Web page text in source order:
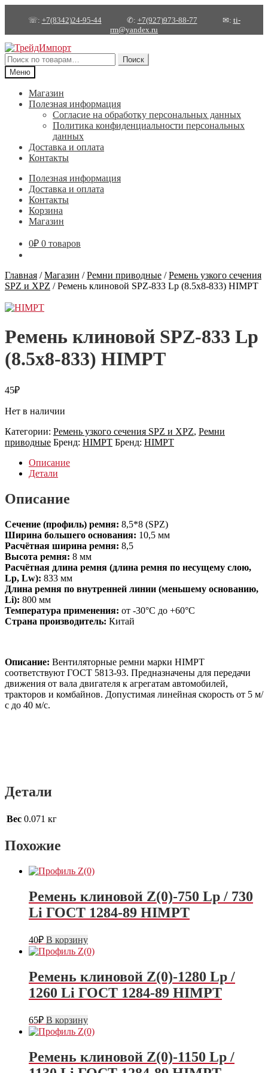
☏: +7(8342)24-95-44✆: +7(927)973-88-77 ✉: ti-
rm@yandex.ru
Перейти
к
навигации
Перейти
к
содержимому
Искать:
Поиск
Меню
Магазин
Полезная информация
Согласие на обработку персональных данных
Политика конфиденциальности персональных
данных
Доставка и оплата
Контакты
Полезная информация
Доставка и оплата
Контакты
Корзина
Магазин
0₽ 0 товаров
Главная /Магазин /Ремни приводные /Ремень узкого сечения
SPZ и XPZ /Ремень клиновой SPZ-833 Lp (8.5х8-833) HIMPT
Ремень клиновой SPZ-833 Lp
(8.5х8-833) HIMPT
45₽
Нет в наличии
Категории: Ремень узкого сечения SPZ и XPZ, Ремни
приводные Бренд: HIMPT Бренд: HIMPT
Описание
Детали
Описание
Сечение (профиль) ремня: 8,5*8 (SPZ)
Ширина большего основания: 10,5 мм
Расчётная ширина ремня: 8,5
Высота ремня: 8 мм
Расчётная длина ремня (длина ремня по несущему слою,
Lp, Lw): 833 мм
Длина ремня по внутренней линии (меньшему основанию,
Li): 800 мм
Температура применения: от -30°C до +60°C
Страна производитель: Китай
Описание: Вентиляторные ремни марки HIMPT
соответствуют ГОСТ 5813-93. Предназначены для передачи
движения от вала двигателя к агрегатам автомобилей,
тракторов и комбайнов. Допустимая линейная скорость от 5 м/
с до 40 м/с.
Детали
Вес 0.071 кг
Похожие
Ремень клиновой Z(0)-750 Lp / 730
Li ГОСТ 1284-89 HIMPT
40₽ В корзину
Ремень клиновой Z(0)-1280 Lp /
1260 Li ГОСТ 1284-89 HIMPT
65₽ В корзину
Ремень клиновой Z(0)-1150 Lp /